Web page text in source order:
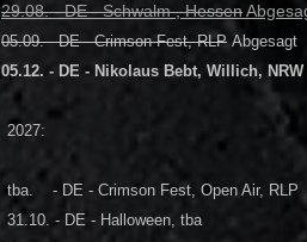
29.08. - DE - Schwalm , Hessen
05.09. - DE - Crimson Fest, RLP Abgesagt
05.12. - DE - Nikolaus Bebt, Willich, NRW
2027:
tba. - DE - Crimson Fest, Open Air, RLP
31.10. - DE - Halloween, tba